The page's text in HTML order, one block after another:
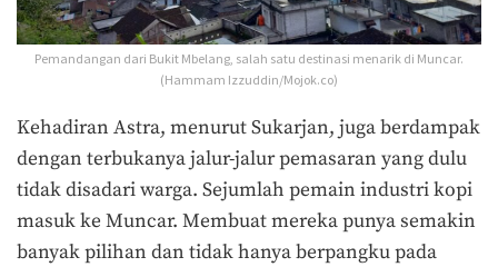
Pemandangan dari Bukit Mbelang, salah satu destinasi menarik di Muncar.
(Hammam Izzuddin/Mojok.co)
Kehadiran Astra, menurut Sukarjan, juga berdampak
dengan terbukanya jalur-jalur pemasaran yang dulu
tidak disadari warga. Sejumlah pemain industri kopi
masuk ke Muncar. Membuat mereka punya semakin
banyak pilihan dan tidak hanya berpangku pada